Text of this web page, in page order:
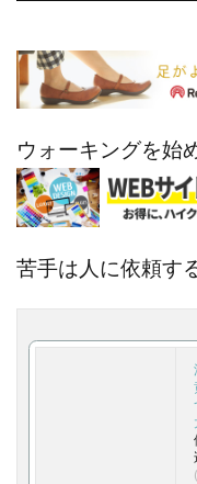
ウォーキングを始
苦手は人に依頼す